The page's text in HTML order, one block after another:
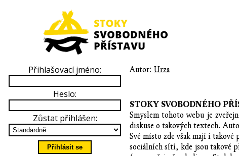
Autor: Urza
STOKY SVOBODNÉHO
Smyslem tohoto webu je
diskuse o takových textech.
Své místo zde však mají i
sociálních sítí, kde jsou takové
Přihlašovací jméno:
Heslo:
Zůstat přihlášen: